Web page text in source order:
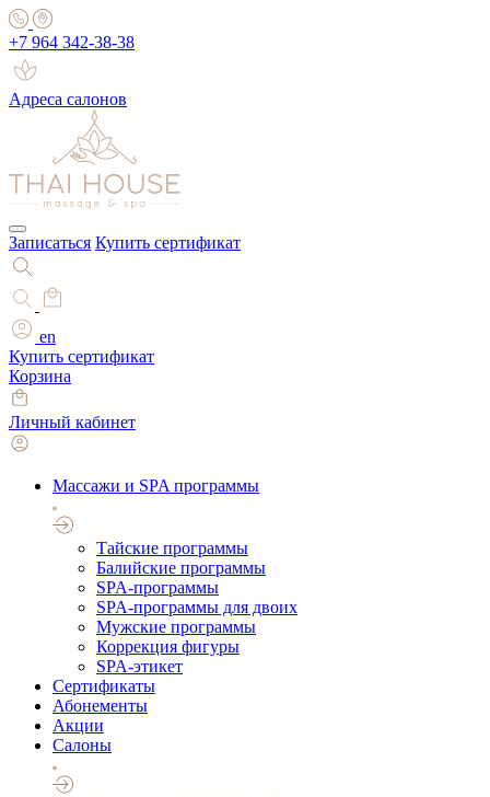
+7 964 342-38-38
Адреса салонов
Записаться Купить сертификат
en
Купить сертификат
Корзина
Личный кабинет
Массажи и SPA программы
Тайские программы
Балийские программы
SPA-программы
SPA-программы для двоих
Мужские программы
Коррекция фигуры
SPA-этикет
Cертификаты
Абонементы
Акции
Салоны